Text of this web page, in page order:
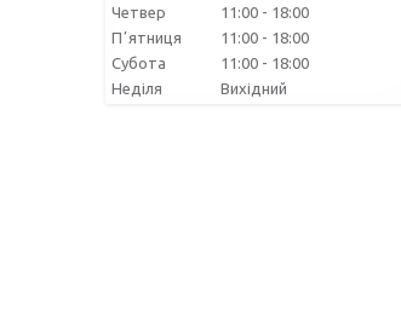
Четвер
11:00
18:00
Пʼятниця
11:00
18:00
Субота
11:00
18:00
Неділя
Вихідний